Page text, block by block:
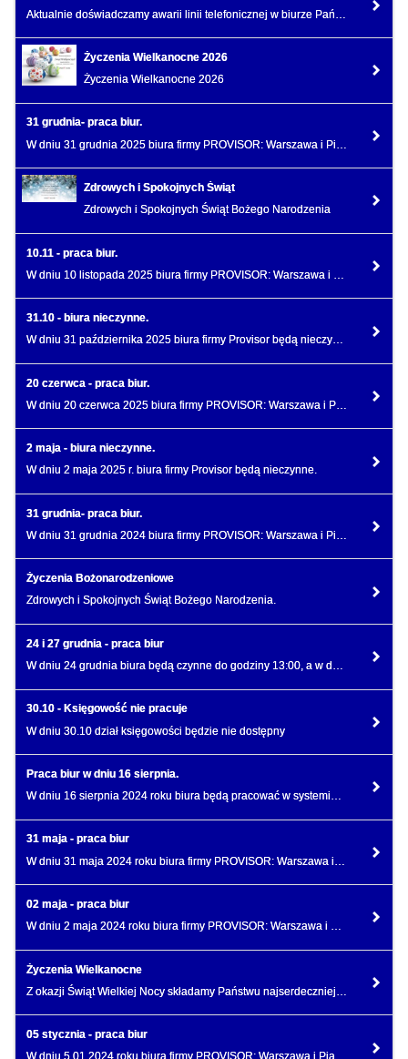
Życzenia Wielkanocne 2026
Życzenia Wielkanocne 2026
31 grudnia- praca biur.
Zdrowych i Spokojnych Świąt
Zdrowych i Spokojnych Świąt Bożego Narodzenia
10.11 - praca biur.
31.10 - biura nieczynne.
W dniu 31 października 2025 biura firmy Provisor będą nieczynne.
20 czerwca - praca biur.
2 maja - biura nieczynne.
W dniu 2 maja 2025 r. biura firmy Provisor będą nieczynne.
31 grudnia- praca biur.
W dniu 31 grudnia 2024 biura firmy PROVISOR: Warszawa i Piaseczno będą pracować do godziny 13.00.
Życzenia Bożonarodzeniowe
Zdrowych i Spokojnych Świąt Bożego Narodzenia.
24 i 27 grudnia - praca biur
W dniu 24 grudnia biura będą czynne do godziny 13:00, a w dniu 27 grudnia biura będą nieczynne.
30.10 - Księgowość nie pracuje
W dniu 30.10 dział księgowości będzie nie dostępny
Praca biur w dniu 16 sierpnia.
W dniu 16 sierpnia 2024 roku biura będą pracować w systemie dyżurów z ograniczoną obsadą.
31 maja - praca biur
02 maja - praca biur
W dniu 2 maja 2024 roku biura firmy PROVISOR: Warszawa i Piaseczno będą pracować w systemie dyżurów
Życzenia Wielkanocne
05 stycznia - praca biur